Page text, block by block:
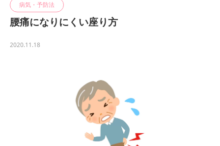
病気・予防法
腰痛になりにくい座り方
2020.11.18